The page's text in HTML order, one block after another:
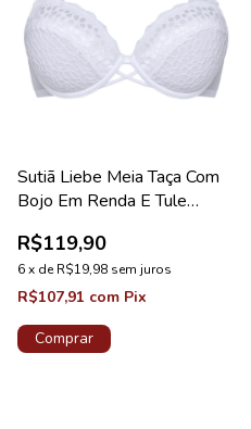
Sutiã Liebe Meia Taça Com
Bojo Em Renda E Tule
R$119,90
6x deR$19,98 sem juros
R$107,91 com Pix
Comprar